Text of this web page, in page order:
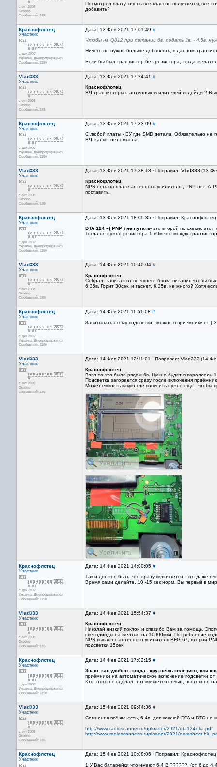
с окт 2008
Grodno
Сообщений: 185
Посмотрел плату, очень всё классно получается, все
добавить?
Краснофлотец
Участник
с дек 2007
Украина, Днепродзержинск
Сообщений: 1190
Дата: 13 Фев 2021 17:01:49 #
Чтобы на Q812 при питании 6в. подать 3в. - 4.5в.
Ничего не нужно больше добавлять, в данном
Если бы был транзистор без резистора, тогда
Vlad333
Участник
с окт 2008
Grodno
Сообщений: 185
Дата: 13 Фев 2021 17:24:41 #
Краснофлотец
ВЧ транзисторы с антенных усилителей подойдут?
Краснофлотец
Участник
с дек 2007
Украина, Днепродзержинск
Сообщений: 1190
Дата: 13 Фев 2021 17:33:09 #
С любой платы - БУ где SMD детали. Обязательно не
ВЧ жалко, нет смысла
Vlad333
Участник
с окт 2008
Grodno
Сообщений: 185
Дата: 13 Фев 2021 17:38:18 · Поправил: Vlad333 (13
Краснофлотец
NPN есть на плате антенного усилителя , PNP нет.
поставить.
Краснофлотец
Участник
с дек 2007
Украина, Днепродзержинск
Сообщений: 1190
Дата: 13 Фев 2021 18:09:35 · Поправил:
DTA 124 =( PNP ) не путать- это второй по схеме, этот
Тогда не нужно резистора 1 кОм что между
Vlad333
Участник
с окт 2008
Grodno
Сообщений: 185
Дата: 14 Фев 2021 10:40:04 #
Краснофлотец
Собрал, запитал от внешнего блока питания чтобы
6,35в. Горит 30сек. и гаснет. 6.35в. не много? Хотя
Краснофлотец
Участник
с дек 2007
Украина, Днепродзержинск
Сообщений: 1190
Дата: 14 Фев 2021 11:51:08 #
Запитывать схему подсветки - можно в приёмнике от (
Vlad333
Участник
с окт 2008
Grodno
Сообщений: 185
Дата: 14 Фев 2021 12:11:01 · Поправил: Vlad333 (14
Краснофлотец
Взял то что было рядом 6в. Нужно будет в
Подсветка загорается сразу после включения
Может емкость какую где повесить нужно ещё , чтобы
Краснофлотец
Участник
с дек 2007
Украина, Днепродзержинск
Сообщений: 1190
Дата: 14 Фев 2021 14:00:05 #
Так и должно быть, что сразу включается - это даже
Время сами делайте, 10 -15 сек норм. Вы первый в
Vlad333
Участник
с окт 2008
Grodno
Сообщений: 185
Дата: 14 Фев 2021 15:54:37 #
Краснофлотец
Николай низкий поклон и спасибо Вам за помощь.
светодиоды на жёлтые на 10000мкд. Потребление
NPN выпаял с антенного усилителя BFG 67, второй
подсветки 15сек.
Краснофлотец
Участник
с дек 2007
Украина, Днепродзержинск
Сообщений: 1190
Дата: 14 Фев 2021 17:02:15 #
Знаю, как удобно - когда - крутнёшь колёсико, или
приёмники на автоматическое включение подсветки
Кто этого не сделал, тот мучается ночью, постоянно
Vlad333
Участник
с окт 2008
Grodno
Сообщений: 185
Дата: 15 Фев 2021 09:44:36 #
Сомнения всё же есть, 6,4в. для ключей DTA и DTC не
http://www.radioscanner.ru/uploader/2021/dta124eka.pdf
http://www.radioscanner.ru/uploader/2021/
Краснофлотец
Участник
Дата: 15 Фев 2021 10:08:06 · Поправил:
1.У Вас батарейки что имеют 6.4 В ??????. (от 6 до